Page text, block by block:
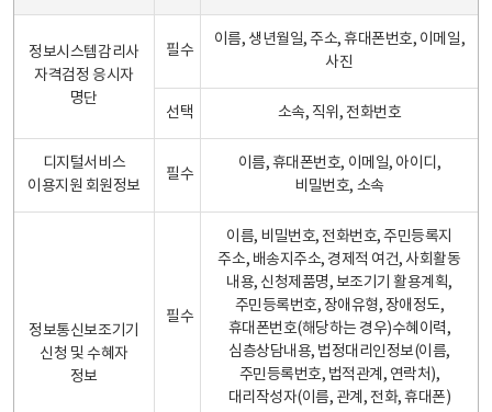
정보시스템감리사
자격검정 응시자
명단
필수
이름, 생년월일, 주소, 휴대폰번호, 이메일,
사진
선택 소속, 직위, 전화번호
디지털서비스
이용지원 회원정보
필수
이름, 휴대폰번호, 이메일, 아이디,
비밀번호, 소속
정보통신보조기기
신청 및 수혜자
정보
필수
이름, 비밀번호, 전화번호, 주민등록지
주소, 배송지주소, 경제적 여건, 사회활동
내용, 신청제품명, 보조기기 활용계획,
주민등록번호, 장애유형, 장애정도,
휴대폰번호(해당하는 경우)수혜이력,
심층상담내용, 법정대리인정보(이름,
주민등록번호, 법적관계, 연락처),
대리작성자(이름, 관계, 전화, 휴대폰)